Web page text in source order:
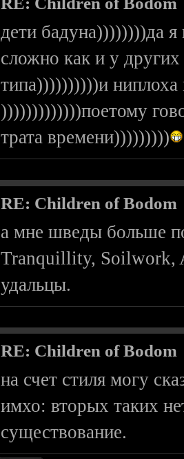
дети бадуна))))))))да
сложно как и у
типа))))))))))и ниплоха
)))))))))))))поетому
трата времени)))))))))
RE: Children of Bodom
а мне шведы больше
Tranquillity, Soilwork,
удальцы.
RE: Children of Bodom
на счет стиля могу
имхо: вторых таких
существование.